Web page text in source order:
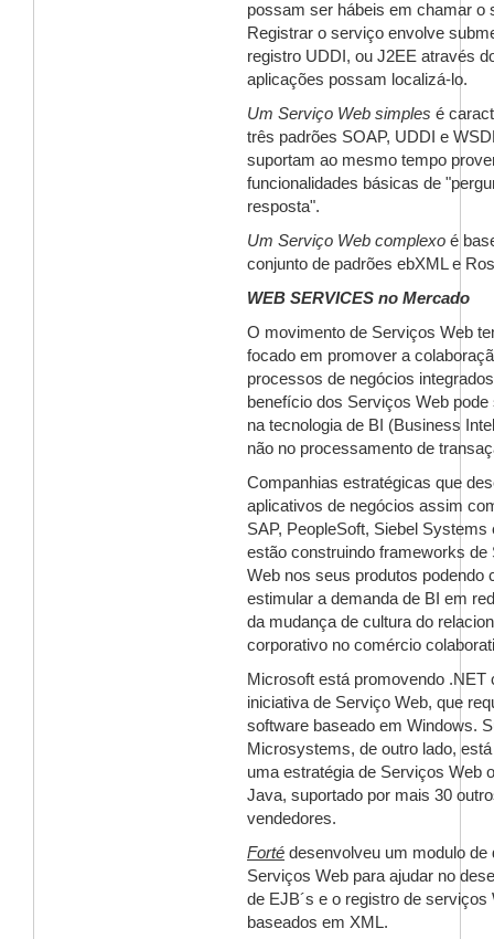
possam ser hábeis em chamar o
Registrar o serviço envolve
registro UDDI, ou J2EE através
aplicações possam localizá-lo.
Um Serviço Web simples é
três padrões SOAP, UDDI e
suportam ao mesmo tempo
funcionalidades básicas de
resposta".
Um Serviço Web complexo é
conjunto de padrões ebXML e
WEB SERVICES no Mercado
O movimento de Serviços Web
focado em promover a
processos de negócios
benefício dos Serviços Web pode
na tecnologia de BI (Business
não no processamento de
Companhias estratégicas que
aplicativos de negócios assim
SAP, PeopleSoft, Siebel Systems
estão construindo frameworks de
Web nos seus produtos podendo
estimular a demanda de BI em
da mudança de cultura do
corporativo no comércio
Microsoft está promovendo .NET
iniciativa de Serviço Web, que
software baseado em Windows.
Microsystems, de outro lado,
uma estratégia de Serviços Web
Java, suportado por mais 30
vendedores.
Forté desenvolveu um modulo de
Serviços Web para ajudar no
de EJB´s e o registro de serviços
baseados em XML.